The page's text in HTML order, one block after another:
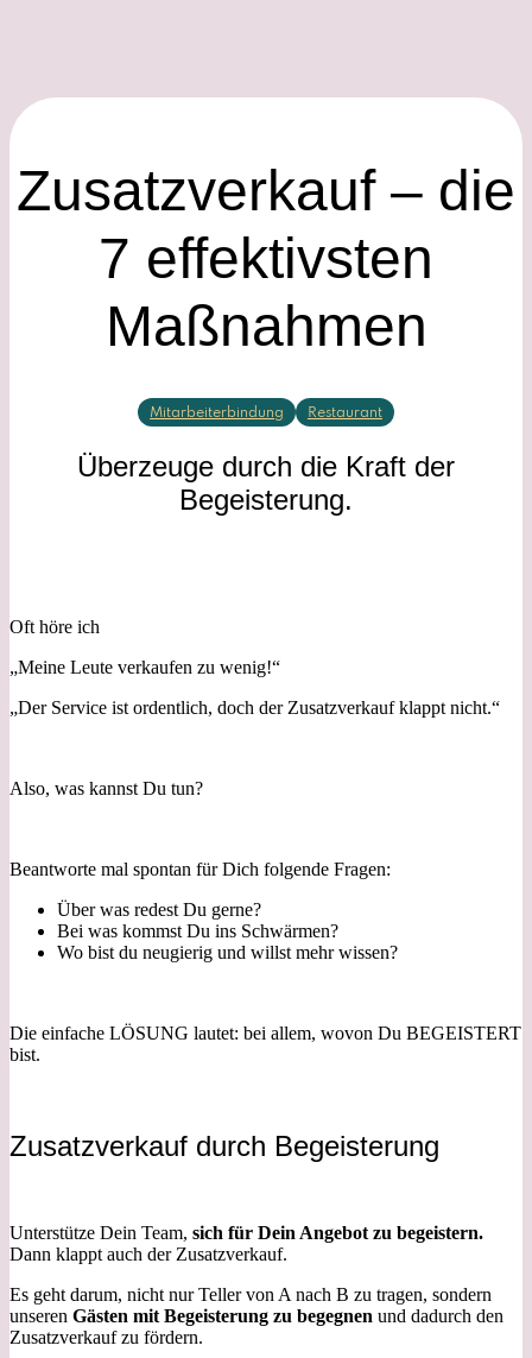
Zusatzverkauf – die
7 effektivsten
Maßnahmen
Mitarbeiterbindung Restaurant
Überzeuge durch die Kraft der
Begeisterung.
Oft höre ich
„Meine Leute verkaufen zu wenig!“
„Der Service ist ordentlich, doch der Zusatzverkauf klappt nicht.“
Also, was kannst Du tun?
Beantworte mal spontan für Dich folgende Fragen:
Über was redest Du gerne?
Bei was kommst Du ins Schwärmen?
Wo bist du neugierig und willst mehr wissen?
Die einfache LÖSUNG lautet: bei allem, wovon Du BEGEISTERT
bist.
Zusatzverkauf durch Begeisterung
Unterstütze Dein Team, sich für Dein Angebot zu begeistern.
Dann klappt auch der Zusatzverkauf.
Es geht darum, nicht nur Teller von A nach B zu tragen, sondern
unseren Gästen mit Begeisterung zu begegnen und dadurch den
Zusatzverkauf zu fördern.